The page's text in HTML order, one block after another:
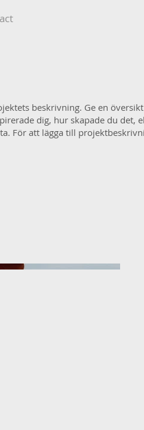
beskrivning. Ge en
dig, hur skapade du det,
För att lägga till